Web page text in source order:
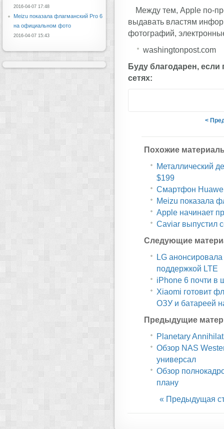
Между тем, Apple по-
выдавать властям
фотографий,
washingtonpost.com
Буду благодарен, если
сетях:
<
Похожие
Металлический
$199
Смартфон
Meizu показала
Apple начинает
Caviar выпустил
Следующие
LG
поддержкой LTE
iPhone 6 почти в
Xiaomi готовит
ОЗУ и батареей
Предыдущие
Planetary
Обзор NAS
универсал
Обзор
плану
« Предыдущая
2016-04-07 17:48
Meizu показала флагманский Pro 6
на официальном фото
2016-04-07 15:43